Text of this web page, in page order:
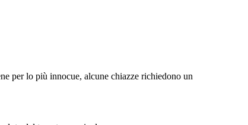
per lo più innocue, alcune chiazze richiedono un